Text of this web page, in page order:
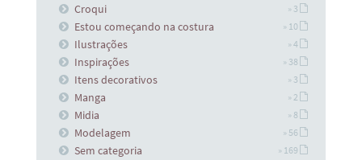
Croqui » 3
Estou começando na costura » 10
Ilustrações » 4
Inspirações » 38
Itens decorativos » 3
Manga » 2
Midia » 8
Modelagem » 56
Sem categoria » 169